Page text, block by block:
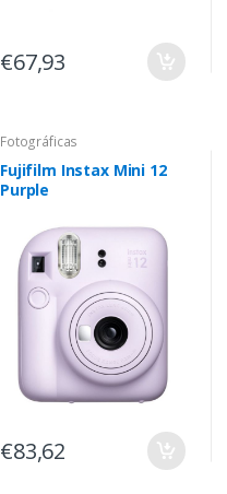
€67,93
Fotográficas
Fujifilm Instax Mini 12
Purple
€83,62